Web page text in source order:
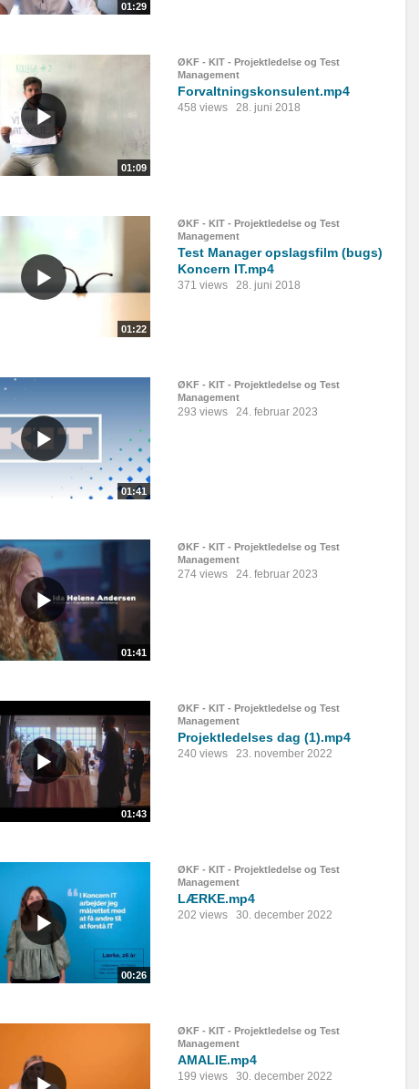
01:29
01:09
ØKF - KIT - Projektledelse og Test
Management
Forvaltningskonsulent.mp4
458 views 28. juni 2018
01:22
ØKF - KIT - Projektledelse og Test
Management
Test Manager opslagsfilm (bugs)
Koncern IT.mp4
371 views 28. juni 2018
01:41
ØKF - KIT - Projektledelse og Test
Management
293 views 24. februar 2023
01:41
ØKF - KIT - Projektledelse og Test
Management
274 views 24. februar 2023
01:43
ØKF - KIT - Projektledelse og Test
Management
Projektledelses dag (1).mp4
240 views 23. november 2022
00:26
ØKF - KIT - Projektledelse og Test
Management
LÆRKE.mp4
202 views 30. december 2022
ØKF - KIT - Projektledelse og Test
Management
AMALIE.mp4
199 views 30. december 2022